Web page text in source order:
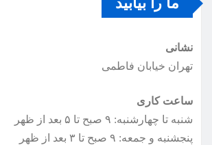
نشانی
تهران خیابان فاطمی
ساعت کاری
شنبه تا چهارشنبه: ۹ صبح تا ۵ بعد از ظهر
پنجشنبه و جمعه: ۹ صبح تا ۳ بعد از ظهر